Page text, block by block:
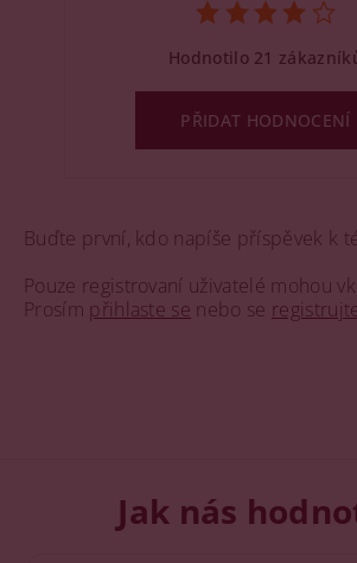
Buďte první, kdo napíše příspěvek k
Pouze registrovaní uživatelé mohou
Prosím přihlaste se nebo se
Hodnotilo 21
PŘIDAT HODNOCENÍ
Jak nás